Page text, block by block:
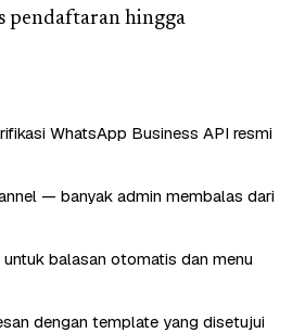
pendaftaran hingga
WhatsApp Business API resmi
— banyak admin membalas dari
balasan otomatis dan menu
dengan template yang disetujui